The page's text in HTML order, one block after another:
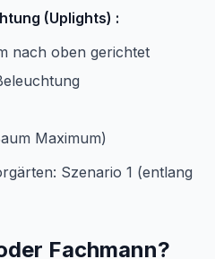
(Uplights) :
nach oben gerichtet
Maximum)
Szenario 1 (entlang
Fachmann?